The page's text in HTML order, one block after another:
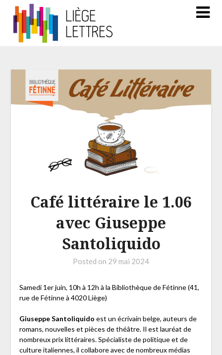
Café littéraire le 1.06
avec Giuseppe
Santoliquido
Posted on 29 mai 2024
Samedi 1er juin, 10h à 12h à la Bibliothèque de Fétinne (41,
rue de Fétinne à 4020 Liège)
Giuseppe Santoliquido est un écrivain belge, auteurs de
romans, nouvelles et pièces de théâtre. Il est lauréat de
nombreux prix littéraires. Spécialiste de politique et de
culture italiennes, il collabore avec de nombreux médias